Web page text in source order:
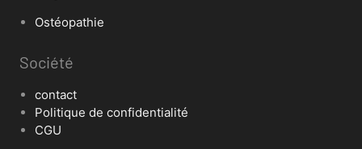
Ostéopathie
Société
contact
Politique de confidentialité
CGU